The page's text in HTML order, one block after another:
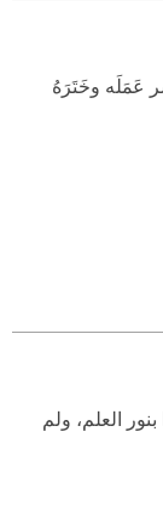
عَمَلَه وخَتَرَهُ
العلم، ولم